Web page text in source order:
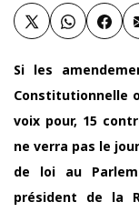
Si les
Constitutionnelle
voix pour, 15
ne verra pas le
de loi au
président de la